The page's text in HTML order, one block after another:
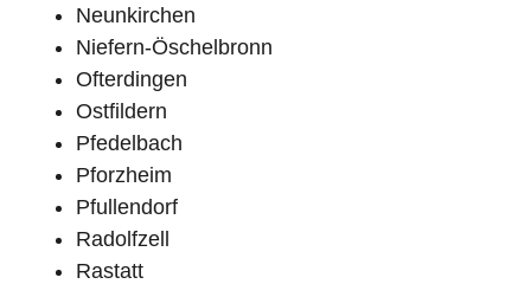
Neunkirchen
Niefern-Öschelbronn
Ofterdingen
Ostfildern
Pfedelbach
Pforzheim
Pfullendorf
Radolfzell
Rastatt